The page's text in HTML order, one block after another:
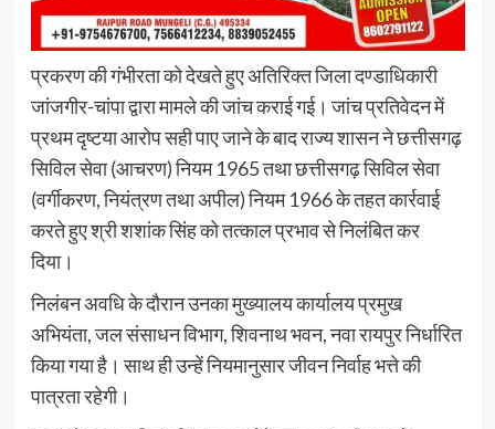
प्रकरण की गंभीरता को देखते हुए अतिरिक्त जिला दण्डाधिकारी
जांजगीर-चांपा द्वारा मामले की जांच कराई गई। जांच प्रतिवेदन में
प्रथम दृष्टया आरोप सही पाए जाने के बाद राज्य शासन ने छत्तीसगढ़
सिविल सेवा (आचरण) नियम 1965 तथा छत्तीसगढ़ सिविल सेवा
(वर्गीकरण, नियंत्रण तथा अपील) नियम 1966 के तहत कार्रवाई
करते हुए श्री शशांक सिंह को तत्काल प्रभाव से निलंबित कर
दिया।
निलंबन अवधि के दौरान उनका मुख्यालय कार्यालय प्रमुख
अभियंता, जल संसाधन विभाग, शिवनाथ भवन, नवा रायपुर निर्धारित
किया गया है। साथ ही उन्हें नियमानुसार जीवन निर्वाह भत्ते की
पात्रता रहेगी।